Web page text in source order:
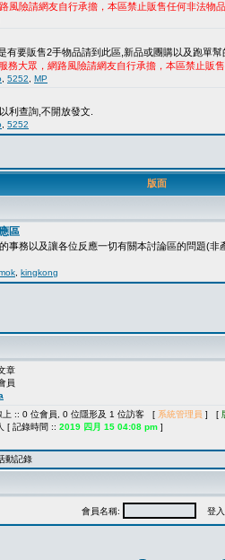
風險請網友自行承擔，本區禁止販售任何非法物
有要販售2手物品請到此區,新品或團購以及跑單
務大眾，網路風險請網友自行承擔，本區禁止販
5252 MP
利查詢,不開放發文.
5252
版面
區
事務以及讓各位反應一切有關本討論區的問題(
kingkong
章
員
上 :: 0 位會員, 0 位隱形及 1 位訪客 [ 系統管理員 ] [
[ 記錄時間 :: 2019 四月 15 04:08 pm ]
動記錄
會員名稱: 登入